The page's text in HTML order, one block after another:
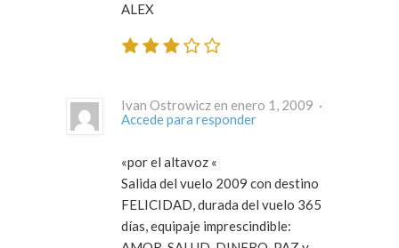
ALEX
Ivan Ostrowicz en enero 1, 2009 ·
Accede para responder
«por el altavoz «
Salida del vuelo 2009 con destino
FELICIDAD, durada del vuelo 365
días, equipaje imprescindible: